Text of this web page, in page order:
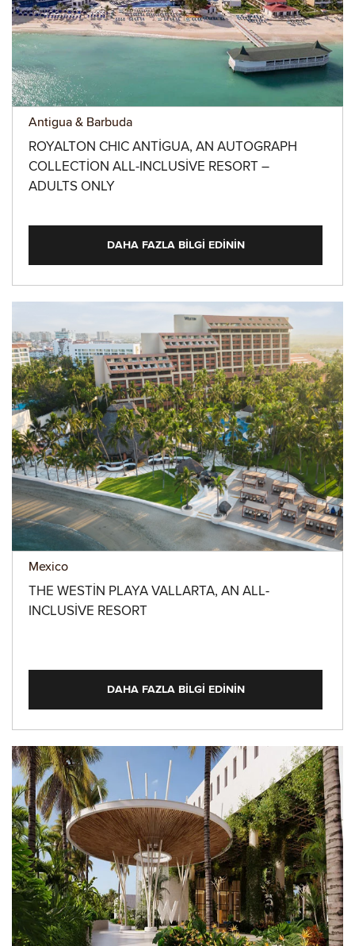
Antigua & Barbuda
ROYALTON CHIC ANTIGUA, AN AUTOGRAPH
COLLECTION ALL-INCLUSIVE RESORT –
ADULTS ONLY
DAHA FAZLA BILGI EDININ
Mexico
THE WESTIN PLAYA VALLARTA, AN ALL-
INCLUSIVE RESORT
DAHA FAZLA BILGI EDININ